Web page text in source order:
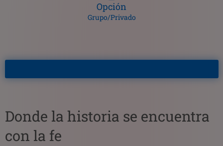
Opción
Grupo/Privado
Donde la historia se encuentra
con la fe